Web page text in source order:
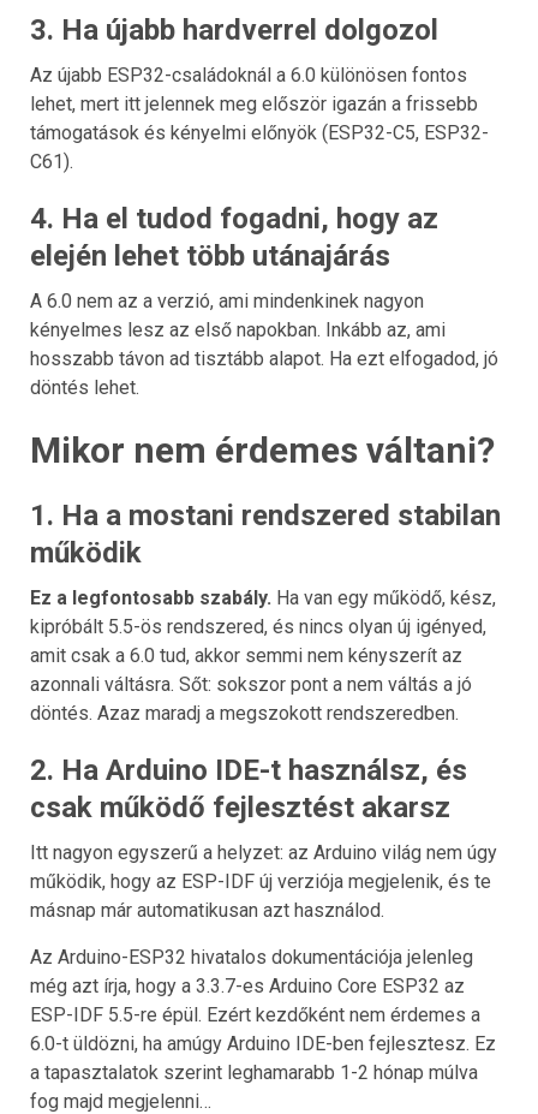
3. Ha újabb hardverrel dolgozol
Az újabb ESP32-családoknál a 6.0 különösen fontos
lehet, mert itt jelennek meg először igazán a frissebb
támogatások és kényelmi előnyök (ESP32-C5, ESP32-
C61).
4. Ha el tudod fogadni, hogy az
elején lehet több utánajárás
A 6.0 nem az a verzió, ami mindenkinek nagyon
kényelmes lesz az első napokban. Inkább az, ami
hosszabb távon ad tisztább alapot. Ha ezt elfogadod, jó
döntés lehet.
Mikor nem érdemes váltani?
1. Ha a mostani rendszered stabilan
működik
Ez a legfontosabb szabály. Ha van egy működő, kész,
kipróbált 5.5-ös rendszered, és nincs olyan új igényed,
amit csak a 6.0 tud, akkor semmi nem kényszerít az
azonnali váltásra. Sőt: sokszor pont a nem váltás a jó
döntés. Azaz maradj a megszokott rendszeredben.
2. Ha Arduino IDE-t használsz, és
csak működő fejlesztést akarsz
Itt nagyon egyszerű a helyzet: az Arduino világ nem úgy
működik, hogy az ESP-IDF új verziója megjelenik, és te
másnap már automatikusan azt használod.
Az Arduino-ESP32 hivatalos dokumentációja jelenleg
még azt írja, hogy a 3.3.7-es Arduino Core ESP32 az
ESP-IDF 5.5-re épül. Ezért kezdőként nem érdemes a
6.0-t üldözni, ha amúgy Arduino IDE-ben fejlesztesz. Ez
a tapasztalatok szerint leghamarabb 1-2 hónap múlva
fog majd megjelenni…